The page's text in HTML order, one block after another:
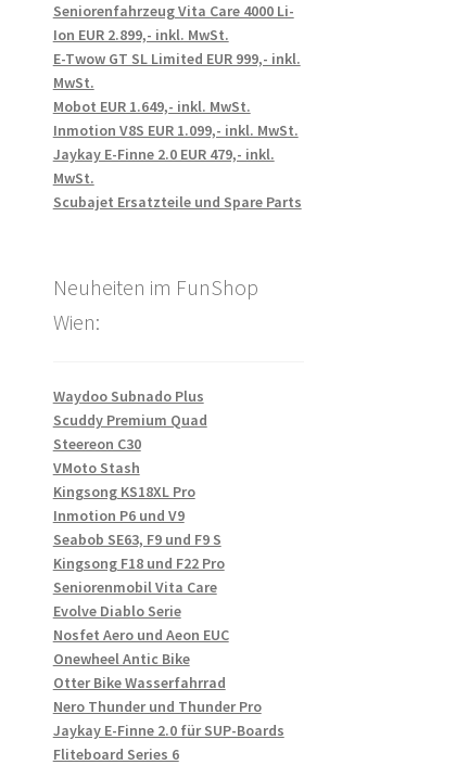
Seniorenfahrzeug Vita Care 4000 Li-
Ion EUR 2.899,- inkl. MwSt.
E-Twow GT SL Limited EUR 999,- inkl.
MwSt.
Mobot EUR 1.649,- inkl. MwSt.
Inmotion V8S EUR 1.099,- inkl. MwSt.
Jaykay E-Finne 2.0 EUR 479,- inkl.
MwSt.
Scubajet Ersatzteile und Spare Parts
Neuheiten im FunShop
Wien:
Waydoo Subnado Plus
Scuddy Premium Quad
Steereon C30
VMoto Stash
Kingsong KS18XL Pro
Inmotion P6 und V9
Seabob SE63, F9 und F9 S
Kingsong F18 und F22 Pro
Seniorenmobil Vita Care
Evolve Diablo Serie
Nosfet Aero und Aeon EUC
Onewheel Antic Bike
Otter Bike Wasserfahrrad
Nero Thunder und Thunder Pro
Jaykay E-Finne 2.0 für SUP-Boards
Fliteboard Series 6